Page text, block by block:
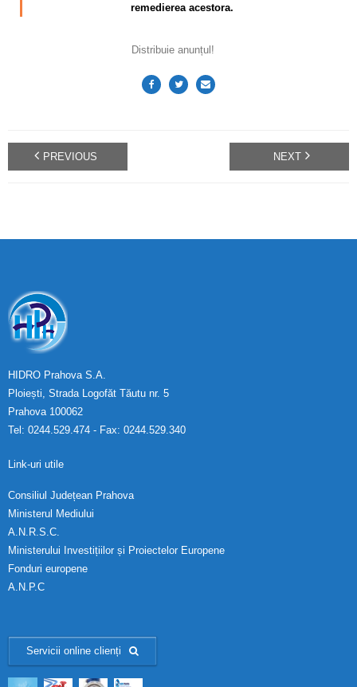
remedierea acestora.
Distribuie anunțul!
PREVIOUS NEXT
HIDRO Prahova S.A.
Ploiești, Strada Logofăt Tăutu nr. 5
Prahova 100062
Tel: 0244.529.474 - Fax: 0244.529.340
Link-uri utile
Consiliul Județean Prahova
Ministerul Mediului
A.N.R.S.C.
Ministerului Investițiilor și Proiectelor Europene
Fonduri europene
A.N.P.C
Servicii online clienți